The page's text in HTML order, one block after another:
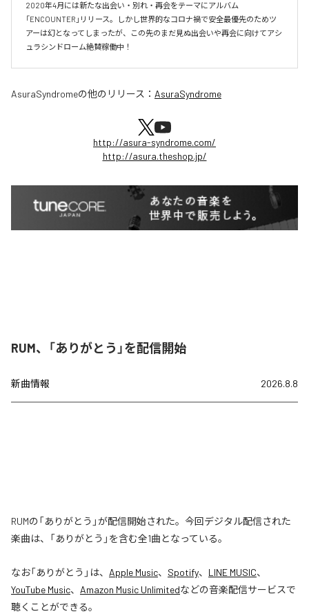
2020年4月には新たな出会い・別れ・再会をテーマにアルバム
「ENCOUNTER」リリース。しかし世界的なコロナ禍で安全最優先のためツ
アーは幻となってしまったが、この先のまだ見ぬ出会いや再会に向けてアシ
ュラシンドローム絶賛稼働中！
AsuraSyndromeの他のリリース： AsuraSyndrome
http://asura-syndrome.com/
http://asura.theshop.jp/
RUM、「ありがとう」を配信開始
新曲情報 2026.8.8
RUMの「ありがとう」が配信開始された。今回デジタル配信された
楽曲は、「ありがとう」を含む全1曲となっている。
なお「ありがとう 」は、 Apple Music、 Spotify、 LINE MUSIC、
YouTube Music、 Amazon Music Unlimitedなどの音楽配信サービスで
聴くことができる。